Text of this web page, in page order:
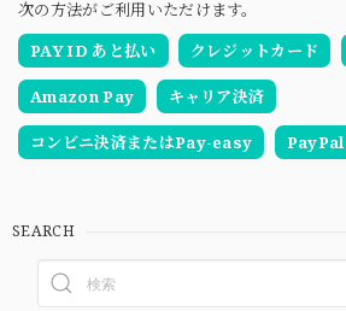
次の方法がご利用いただけます。
PAY ID あと払い
クレジットカード
Amazon Pay キャリア決済
コンビニ決済またはPay-easy PayPal
SEARCH